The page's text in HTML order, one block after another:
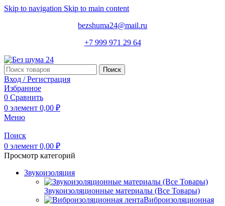
Skip to navigation Skip to main content
bezshuma24@mail.ru
+7 999 971 29 64
Поиск
Вход / Регистрация
Избранное
0 Сравнить
0 элемент 0,00 ₽
Меню
Поиск
0 элемент 0,00 ₽
Просмотр категорий
Звукоизоляция
Звукоизоляционные материалы (Все Товары)
Виброизоляционная